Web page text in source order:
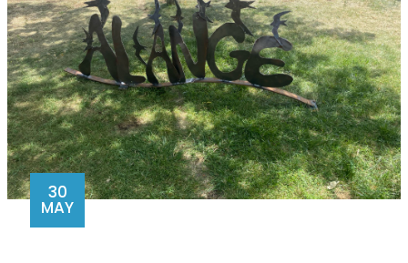
30
MAY